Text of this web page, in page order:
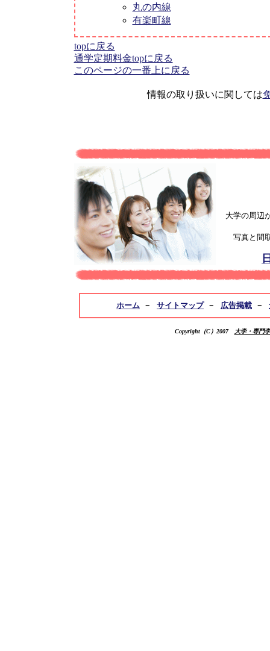
丸の内線
有楽町線
topに戻る
通学定期料金topに戻る
このページの一番上に戻る
情報の取り扱いに関しては
大学の周辺
写真と間
ホーム － サイトマップ － 広告掲載 －
Copyright（C）2007 大学・専門